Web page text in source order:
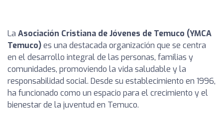
La Asociación Cristiana de Jóvenes de Temuco (YMCA
Temuco)es una destacada organización que se centra
en el desarrollo integral de las personas, familias y
comunidades, promoviendo la vida saludable y la
responsabilidad social. Desde su establecimiento en 1996,
ha funcionado como un espacio para el crecimiento y el
bienestar de la juventud en Temuco.